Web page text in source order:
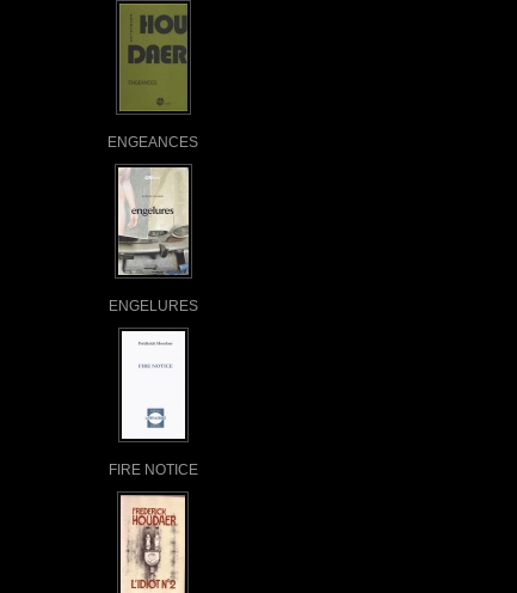
ENGEANCES
ENGELURES
FIRE NOTICE